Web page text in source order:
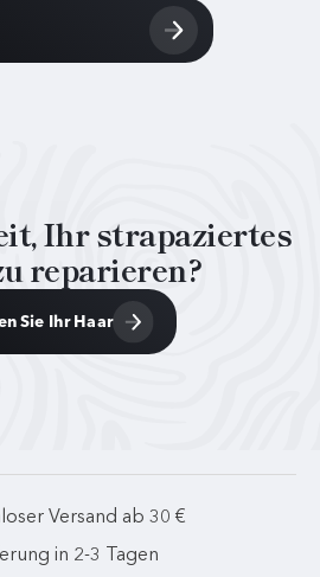
Ihr strapaziertes
reparieren?
Sie Ihr Haar
Versand ab 30 €
in 2-3 Tagen